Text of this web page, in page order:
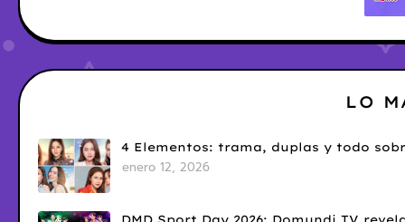
LO
4 Elementos: trama, duplas y todo
enero 12, 2026